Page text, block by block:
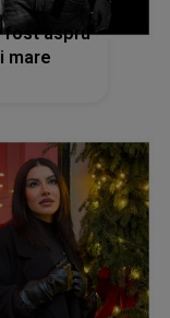
fost aspru
mare